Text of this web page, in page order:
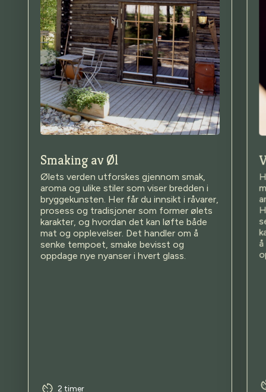
Smaking av Øl
Ølets verden utforskes gjennom smak,
aroma og ulike stiler som viser bredden i
bryggekunsten. Her får du innsikt i råvarer,
prosess og tradisjoner som former ølets
karakter, og hvordan det kan løfte både
mat og opplevelser. Det handler om å
senke tempoet, smake bevisst og
oppdage nye nyanser i hvert glass.
2 timer